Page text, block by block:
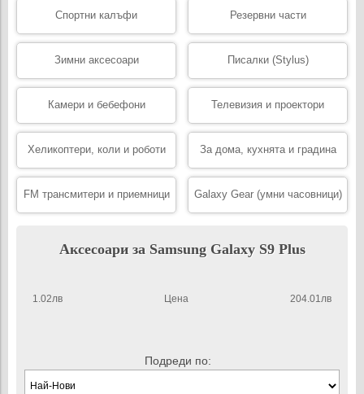
Спортни калъфи Резервни части
Зимни аксесоари Писалки (Stylus)
Камери и бебефони Телевизия и проектори
Хеликоптери, коли и роботи За дома, кухнята и градина
FM трансмитери и приемници Galaxy Gear (умни часовници)
Аксесоари за Samsung Galaxy S9 Plus
1.02лв 204.01лв
Цена
Подреди по: